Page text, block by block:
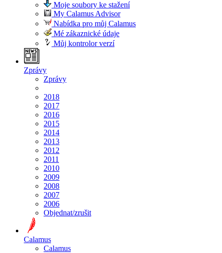
Moje soubory ke stažení
My Calamus Advisor
Nabídka pro můj Calamus
Mé zákaznické údaje
Můj kontrolor verzí
Zprávy
Zprávy
2018
2017
2016
2015
2014
2013
2012
2011
2010
2009
2008
2007
2006
Objednat/zrušit
Calamus
Calamus